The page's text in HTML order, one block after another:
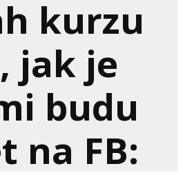
kurzu
jak je
budu
na FB: